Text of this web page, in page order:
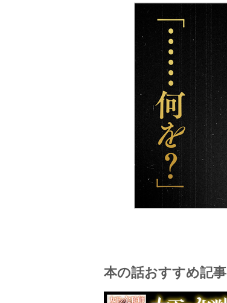
本の話おすすめ記事